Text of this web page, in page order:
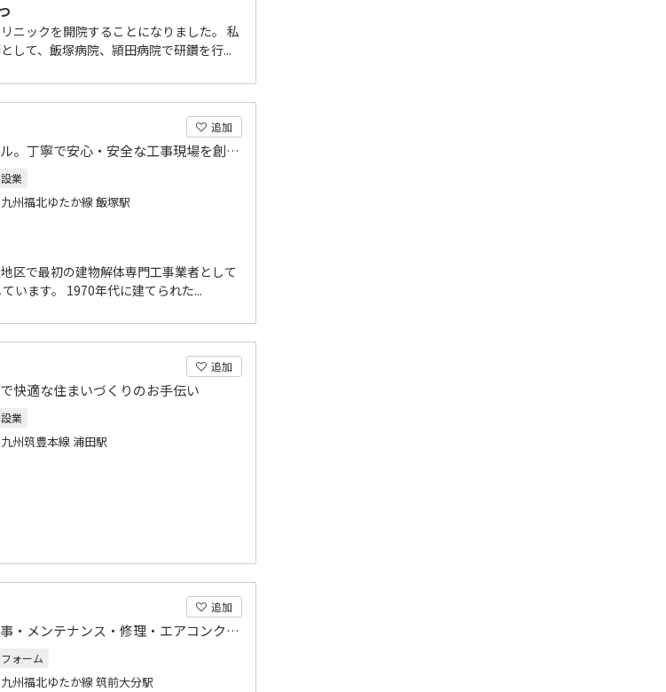
ニックを開院することになりました。 私
して、飯塚病院、頴田病院で研鑽を行...
追加
解体工事のプロフェッショナル。丁寧で安心・安全な工事現場を創ります
業
州福北ゆたか線 飯塚駅
区で最初の建物解体専門工事業者として
います。 1970年代に建てられた...
追加
快適な住まいづくりのお手伝い
業
州筑豊本線 浦田駅
追加
エアコン・換気扇の販売・工事・メンテナンス・修理・エアコンクリーニング
フォーム
州福北ゆたか線 筑前大分駅